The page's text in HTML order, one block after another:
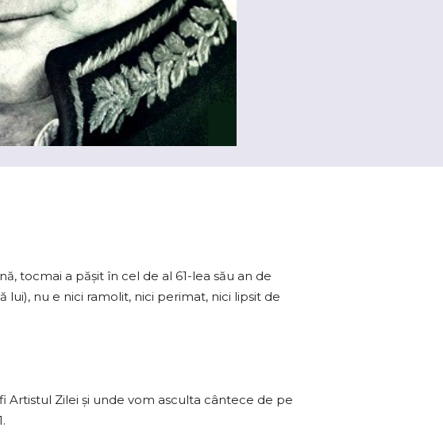
tocmai a pășit în cel de al 61-lea său an de
lui), nu e nici ramolit, nici perimat, nici lipsit de
Artistul Zilei și unde vom asculta cântece de pe